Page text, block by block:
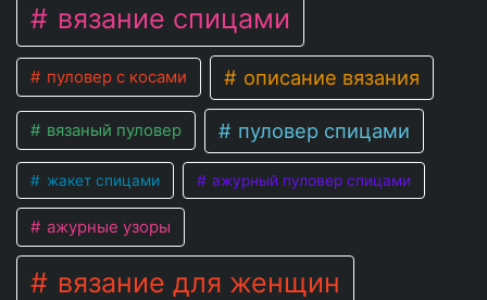
вязание спицами
пуловер с косами описание вязания
вязаный пуловер пуловер спицами
жакет спицами ажурный пуловер спицами
ажурные узоры
вязание для женщин